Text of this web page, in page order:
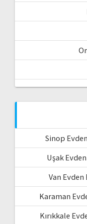
Sinop
Uşak
Van
Karaman
Kırıkkale